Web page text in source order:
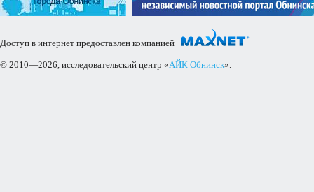
Доступ в интернет предоставлен компанией
© 2010—2026, исследовательский центр «АЙК Обнинск».